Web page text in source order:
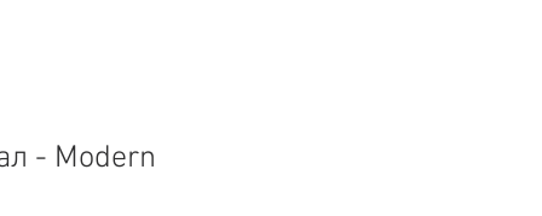
- Modern